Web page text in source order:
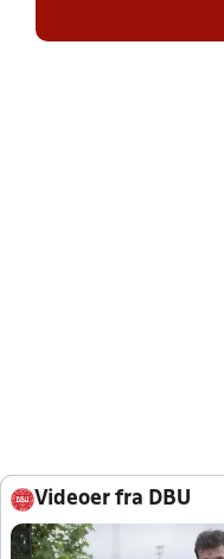
Videoer fra DBU